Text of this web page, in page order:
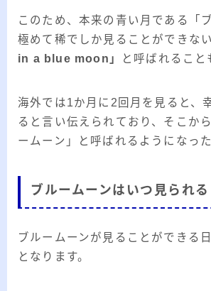
このため、本来の青い月である「
極めて稀でしか見ることができない
in a blue moon」
と呼ばれること
海外では1か月に2回月を見ると、
ると言い伝えられており、そこか
ームーン」と呼ばれるようになった
ブルームーンはいつ見られる
ブルームーンが見ることができる
となります。